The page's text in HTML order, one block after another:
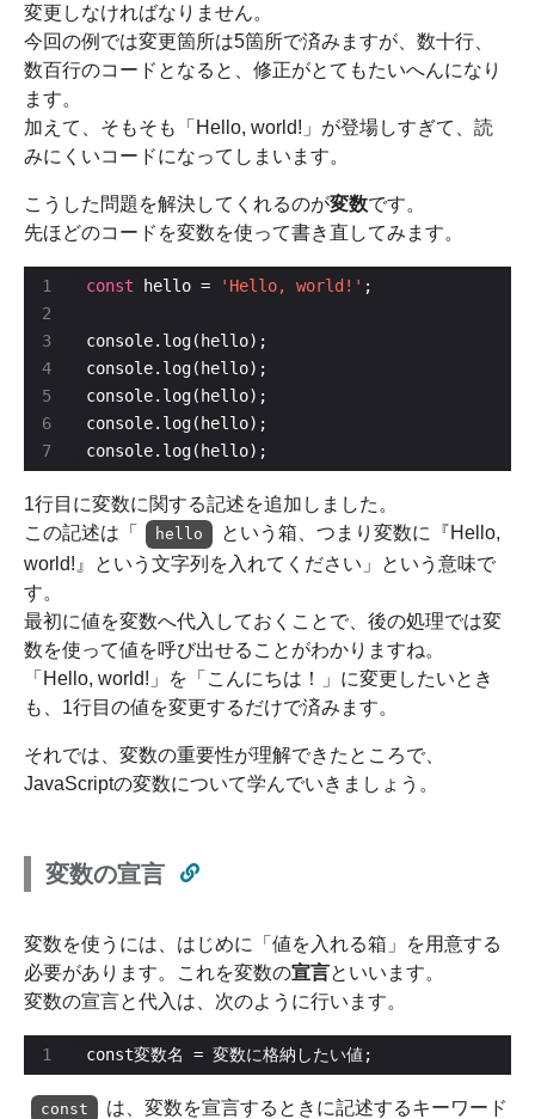
変更しなければなりません。
今回の例では変更箇所は5箇所で済みますが、数十行、
数百行のコードとなると、修正がとてもたいへんになり
ます。
加えて、そもそも「Hello, world!」が登場しすぎて、読
みにくいコードになってしまいます。
こうした問題を解決してくれるのが変数です。
先ほどのコードを変数を使って書き直してみます。
3
4
5
6
7
const hello = 'Hello, world!'
console.log(hello);
1行目に変数に関する記述を追加しました。
この記述は「
hello
という箱、つまり変数に『Hello,
world!』という文字列を入れてください」という意味で
す。
最初に値を変数へ代入しておくことで、後の処理では変
数を使って値を呼び出せることがわかりますね。
「Hello, world!」を「こんにちは！」に変更したいとき
も、1行目の値を変更するだけで済みます。
それでは、変数の重要性が理解できたところで、
JavaScriptの変数について学んでいきましょう。
変数の宣言
変数を使うには、はじめに「値を入れる箱」を用意する
必要があります。これを変数の宣言といいます。
変数の宣言と代入は、次のように行います。
const変数名 = 変数に格納したい値;
const
は、変数を宣言するときに記述するキーワード